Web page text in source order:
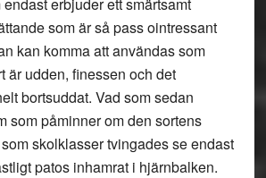
som är så pass ointressant
kan komma att användas som
är udden, finessen och det
bortsuddat. Vad som sedan
som påminner om den sortens
skolklasser tvingades se endast
patos inhamrat i hjärnbalken.